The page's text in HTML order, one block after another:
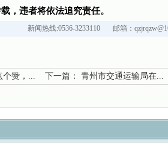
，违者将依法追究责任。
新闻热线:0536-3233110 邮箱：
个赞，... 下一篇： 青州市交通运输局在...